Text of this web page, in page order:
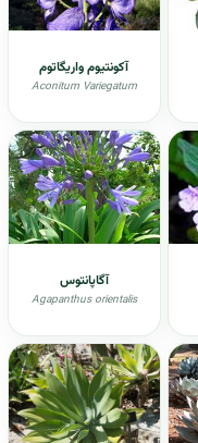
آکونتیوم واریگاتوم
Aconitum Variegatum
آگاپانتوس
Agapanthus orientalis